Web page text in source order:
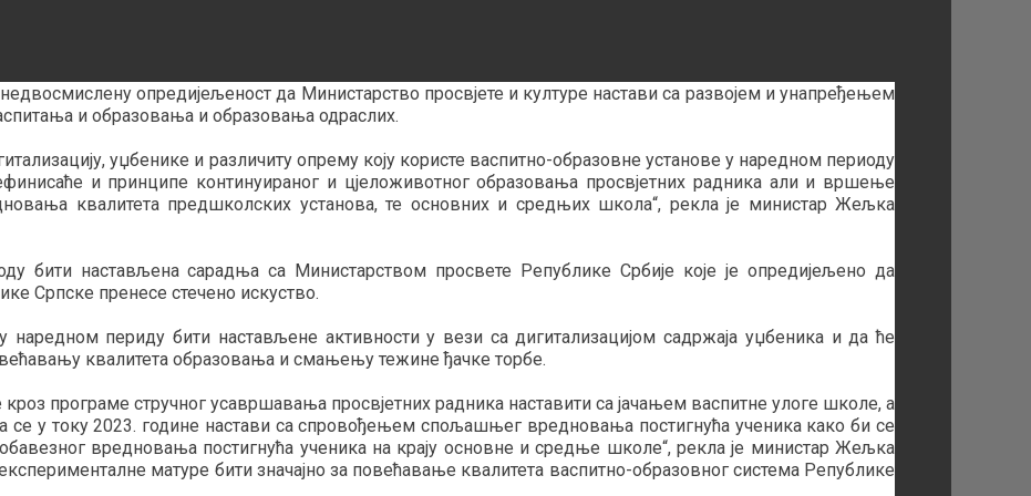
опредијељеност да Министарство просвјете и културе настави са развојем и унапређењем
и образовања и образовања одраслих.
уџбенике и различиту опрему коју користе васпитно-образовне установе у наредном периоду
и принципе континуираног и цјеложивотног образовања просвјетних радника али и вршење
квалитета предшколских установа, те основних и средњих школа“, рекла је министар Жељка
бити настављена сарадња са Министарством просвете Републике Србије које је опредијељено да
Српске пренесе стечено искуство.
наредном периду бити настављене активности у вези са дигитализацијом садржаја уџбеника и да ће
квалитета образовања и смањењу тежине ђачке торбе.
програме стручног усавршавања просвјетних радника наставити са јачањем васпитне улоге школе, а
се у току 2023. године настави са спровођењем спољашњег вредновања постигнућа ученика како би се
вредновања постигнућа ученика на крају основне и средње школе“, рекла је министар Жељка
матуре бити значајно за повећавање квалитета васпитно-образовног система Републике